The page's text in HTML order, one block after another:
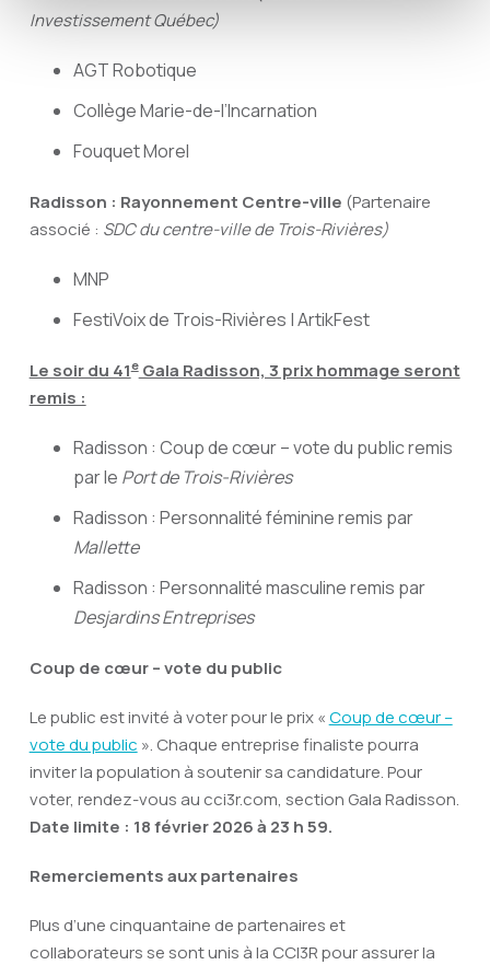
Investissement Québec)
AGT Robotique
Collège Marie-de-l’Incarnation
Fouquet Morel
Radisson : Rayonnement Centre-ville (Partenaire
associé : SDC du centre-ville de Trois-Rivières)
MNP
FestiVoix de Trois-Rivières | ArtikFest
Le soir du 41eGala Radisson, 3 prix hommage seront
remis :
Radisson : Coup de cœur – vote du public remis
par le Port de Trois-Rivières
Radisson : Personnalité féminine remis par
Mallette
Radisson : Personnalité masculine remis par
Desjardins Entreprises
Coup de cœur – vote du public
Le public est invité à voter pour le prix «Coup de cœur –
vote du public ». Chaque entreprise finaliste pourra
inviter la population à soutenir sa candidature. Pour
voter, rendez-vous au cci3r.com, section Gala Radisson.
Date limite : 18 février 2026 à 23 h 59.
Remerciements aux partenaires
Plus d’une cinquantaine de partenaires et
collaborateurs se sont unis à la CCI3R pour assurer la